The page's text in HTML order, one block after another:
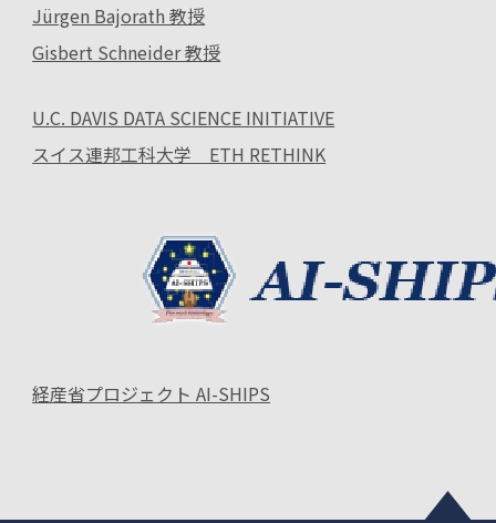
Jürgen Bajorath 教授
Gisbert Schneider 教授
U.C. DAVIS DATA SCIENCE INITIATIVE
スイス連邦工科大学 ETH RETHINK
経産省プロジェクト AI-SHIPS